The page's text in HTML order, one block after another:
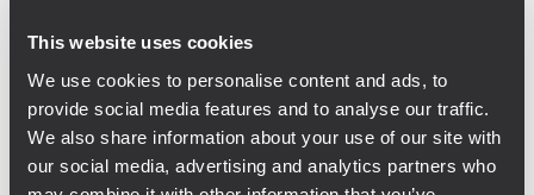
This website uses cookies
We use cookies to personalise content and ads, to
provide social media features and to analyse our traffic.
We also share information about your use of our site with
our social media, advertising and analytics partners who
Installation: „Bei einer so großen Installation
in einem Stadion galt es nicht nur die
baulichen und akustischen Gegebenheiten
zu beachten sondern auch die Nutzung im
Betrieb zu berücksichtigen. Mit dem neuen